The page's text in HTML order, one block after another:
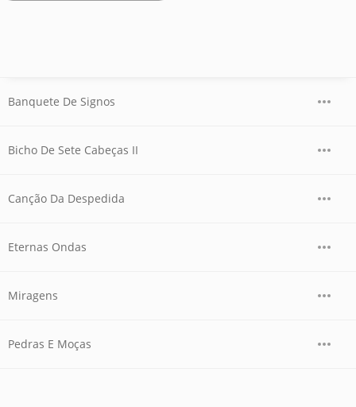
Banquete De Signos
Bicho De Sete Cabeças II
Canção Da Despedida
Eternas Ondas
Miragens
Pedras E Moças